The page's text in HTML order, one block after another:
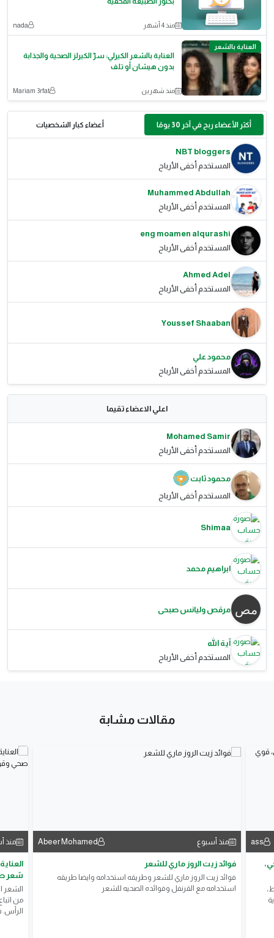
منذ 4 أشهر nada
العناية بالشعر
العناية بالشعر الكيرلي: سرّ الكيرلز الصحية والجذابة
بدون هيشان أو تلف
منذ شهرين Mariam 3rfat
أكثر الأعضاء ربح في آخر 30 يومًا أعضاء كبار الشخصيات
NBT bloggers
المستخدم أخفى الأرباح
Muhammed Abdullah
المستخدم أخفى الأرباح
eng moamen alqurashi
المستخدم أخفى الأرباح
Ahmed Adel
المستخدم أخفى الأرباح
Youssef Shaaban
محمود علي
المستخدم أخفى الأرباح
اعلي الاعضاء تقيما
Mohamed Samir
المستخدم أخفى الأرباح
محمود ثابت
المستخدم أخفى الأرباح
Shimaa
ابراهيم محمد
مرقص وليانس صبحى
آية الله
المستخدم أخفى الأرباح
مقالات مشابة
ass منذ أسبوع Abeer Mohamed
فوائد زيت الروز ماري للشعر
فوائد زيت الروز ماري للشعر وطريقه استخدامه وايضا طريقه
استخدامه مع القرنفل وفوائده الصحيه للشعر
منذ
شعر
الشعر
من